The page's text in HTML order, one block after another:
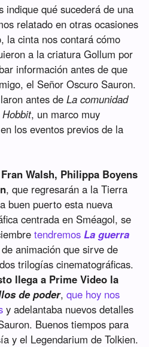
indique qué sucederá de una
relatado en otras ocasiones
la cinta nos contará cómo
a la criatura Gollum por
información antes de que
el Señor Oscuro Sauron.
antes deLa comunidad
Hobbit, un marco muy
los eventos previos de la
Fran Walsh, Philippa Boyens
, que regresarán a la Tierra
buen puerto esta nueva
centrada en Sméagol, se
tendremos La guerra
animación que sirve de
trilogías cinematográficas.
llega a Prime Video la
de poder,que hoy nos
y adelantaba nuevos detalles
Buenos tiempos para
y el Legendarium de Tolkien.